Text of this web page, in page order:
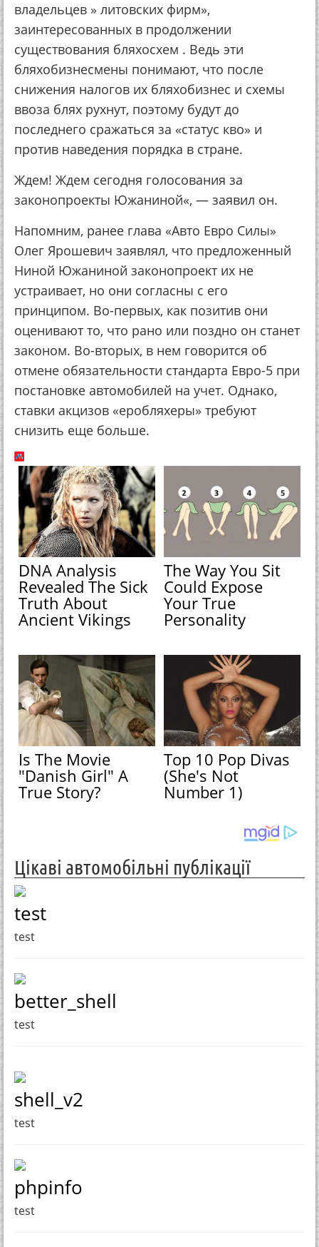
владельцев » литовских фирм»,
заинтересованных в продолжении
существования бляхосхем . Ведь эти
бляхобизнесмены понимают, что после
снижения налогов их бляхобизнес и схемы
ввоза блях рухнут, поэтому будут до
последнего сражаться за «статус кво» и
против наведения порядка в стране.
Ждем! Ждем сегодня голосования за
законопроекты Южаниной«, — заявил он.
Напомним, ранее глава «Авто Евро Силы»
Олег Ярошевич заявлял, что предложенный
Ниной Южаниной законопроект их не
устраивает, но они согласны с его
принципом. Во-первых, как позитив они
оценивают то, что рано или поздно он станет
законом. Во-вторых, в нем говорится об
отмене обязательности стандарта Евро-5 при
постановке автомобилей на учет. Однако,
ставки акцизов «еробляхеры» требуют
снизить еще больше.
DNA Analysis
Revealed The Sick
Truth About
Ancient Vikings
The Way You Sit
Could Expose
Your True
Personality
Is The Movie
"Danish Girl" A
True Story?
Top 10 Pop Divas
(She's Not
Number 1)
Цікаві автомобільні публікації
test
test
better_shell
test
shell_v2
test
phpinfo
test